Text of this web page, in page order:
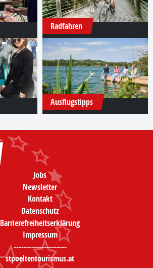
Radfahren
Ausflugstipps
Jobs
Newsletter
Kontakt
Datenschutz
Barrierefreiheitserklärung
Impressum
---------------------
stpoeltentourismus.at